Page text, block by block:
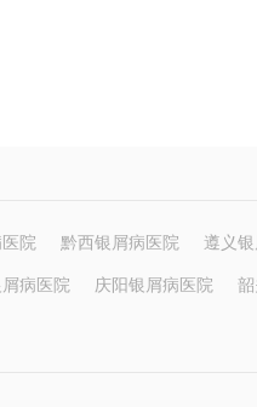
院 黔西银屑病医院 遵义
病医院 庆阳银屑病医院